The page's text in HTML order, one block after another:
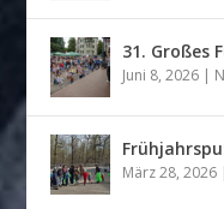
31. Großes
Juni 8, 2026 |
März 28, 2026